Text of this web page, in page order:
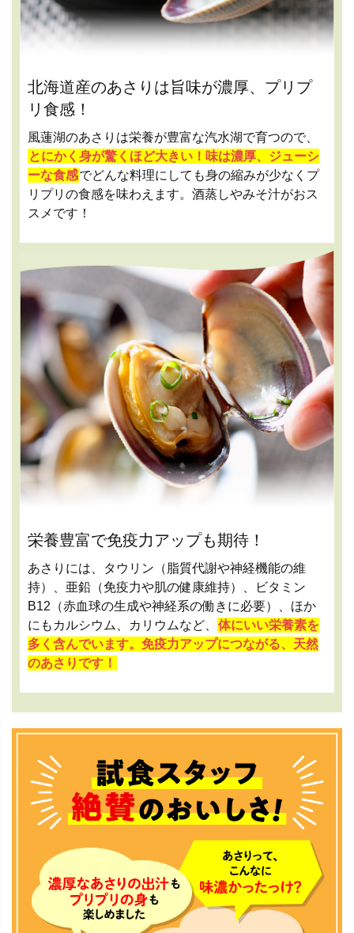
北海道産のあさりは旨味が濃厚、プリプ
リ食感！
風蓮湖のあさりは栄養が豊富な汽水湖で育つので、
とにかく身が驚くほど大きい！味は濃厚、ジューシ
ーな食感でどんな料理にしても身の縮みが少なくプ
リプリの食感を味わえます。酒蒸しやみそ汁がおス
スメです！
栄養豊富で免疫力アップも期待！
あさりには、タウリン（脂質代謝や神経機能の維
持）、亜鉛（免疫力や肌の健康維持）、ビタミン
B12（赤血球の生成や神経系の働きに必要）、ほか
にもカルシウム、カリウムなど、 体にいい栄養素を
多く含んでいます。免疫力アップにつながる、天然
のあさりです！